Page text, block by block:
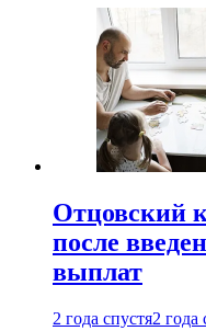
Отцовский
после
выплат
2 года спустя2 года